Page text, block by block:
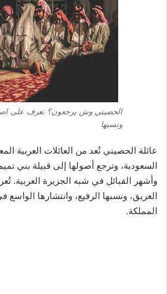
الحصيني وش يرجعون؟ تعرف على
ونسبها
عائلة الحصيني تُعد من العائلات العربية
السعودية، وترجع أصولها إلى قبيلة بني
وأشهر القبائل في شبه الجزيرة العربية.
العريق، ونسبها الرفيع، وانتشارها
المملكة.